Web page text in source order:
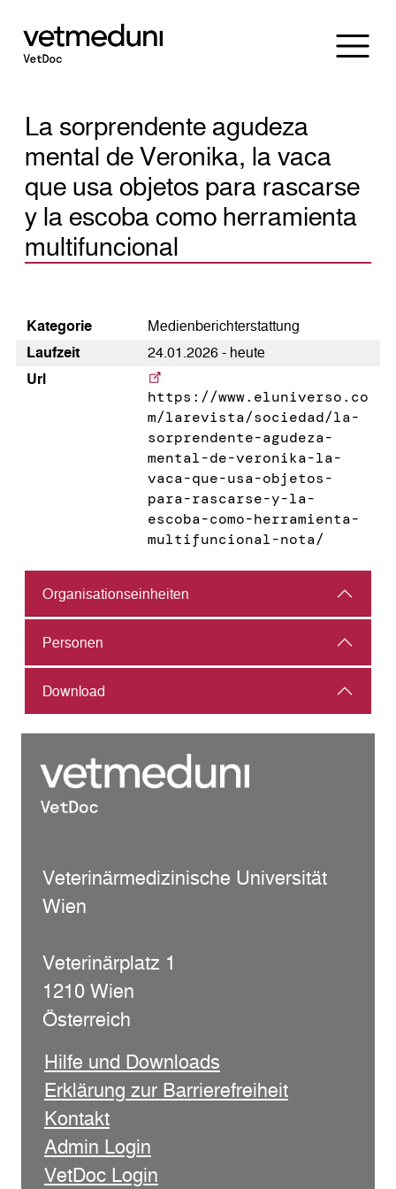
La sorprendente agudeza
mental de Veronika, la vaca
que usa objetos para rascarse
y la escoba como herramienta
multifuncional
Kategorie
Medienberichterstattung
Laufzeit
24.01.2026 - heute
Url
https://www.eluniverso.co
m/larevista/sociedad/la-
sorprendente-agudeza-
mental-de-veronika-la-
vaca-que-usa-objetos-
para-rascarse-y-la-
escoba-como-herramienta-
multifuncional-nota/
Organisations­einheiten
Personen
Download
Veterinärmedizinische Universität
Wien
Veterinärplatz 1
1210 Wien
Österreich
Hilfe und Downloads
Erklärung zur Barrierefreiheit
Kontakt
Admin Login
VetDoc Login